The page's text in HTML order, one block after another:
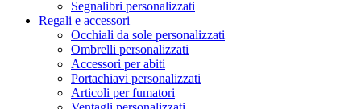
Segnalibri personalizzati
Regali e accessori
Occhiali da sole personalizzati
Ombrelli personalizzati
Accessori per abiti
Portachiavi personalizzati
Articoli per fumatori